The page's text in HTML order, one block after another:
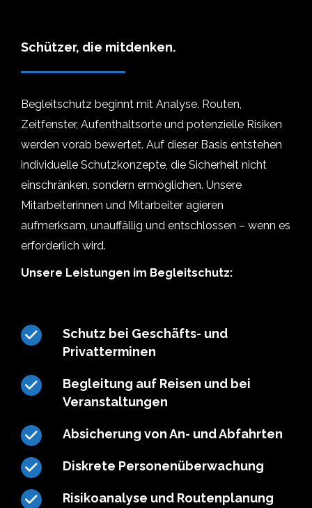
Schützer, die mitdenken.
Begleitschutz beginnt mit Analyse. Routen,
Zeitfenster, Aufenthaltsorte und potenzielle Risiken
werden vorab bewertet. Auf dieser Basis entstehen
individuelle Schutzkonzepte, die Sicherheit nicht
einschränken, sondern ermöglichen. Unsere
Mitarbeiterinnen und Mitarbeiter agieren
aufmerksam, unauffällig und entschlossen – wenn es
erforderlich wird.
Unsere Leistungen im Begleitschutz:
Schutz bei Geschäfts- und
Privatterminen
Begleitung auf Reisen und bei
Veranstaltungen
Absicherung von An- und Abfahrten
Diskrete Personenüberwachung
Risikoanalyse und Routenplanung